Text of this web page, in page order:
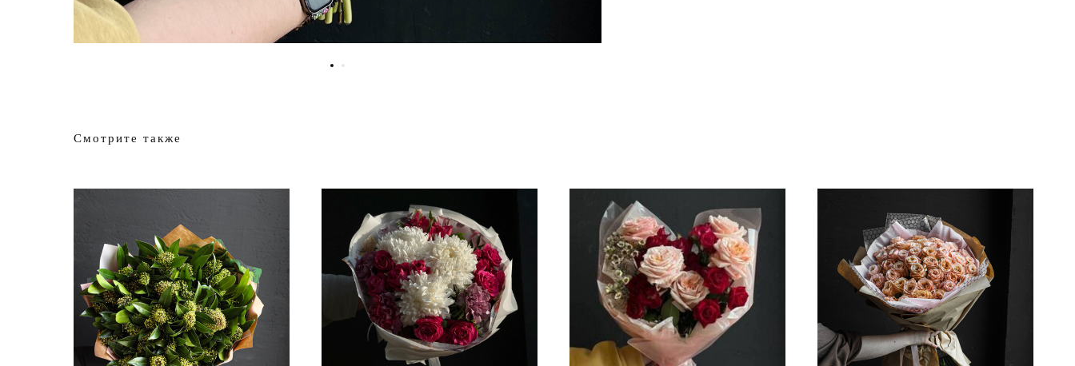
Смотрите также